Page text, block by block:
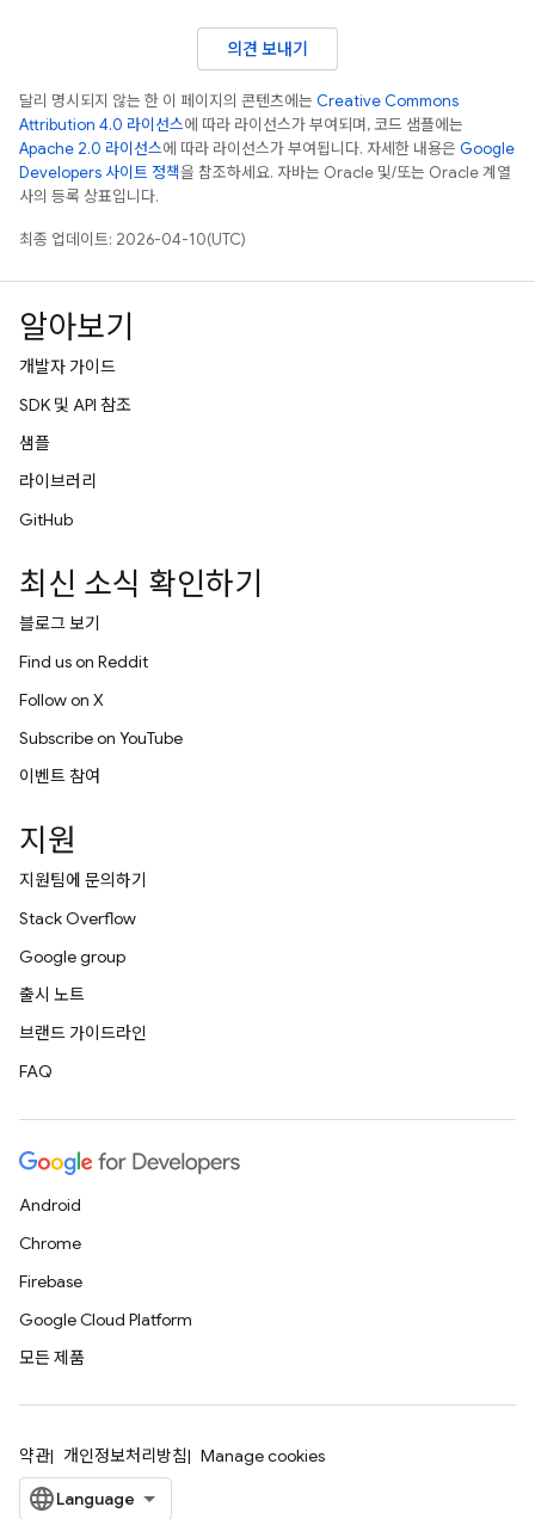
의견 보내기
달리 명시되지 않는 한 이 페이지의 콘텐츠에는 Creative Commons
Attribution 4.0 라이선스에 따라 라이선스가 부여되며, 코드 샘플에는
Apache 2.0 라이선스에 따라 라이선스가 부여됩니다. 자세한 내용은 Google
Developers 사이트 정책을 참조하세요. 자바는 Oracle 및/또는 Oracle 계열
사의 등록 상표입니다.
최종 업데이트: 2026-04-10(UTC)
알아보기
개발자 가이드
SDK 및 API 참조
샘플
라이브러리
GitHub
최신 소식 확인하기
블로그 보기
Find us on Reddit
Follow on X
Subscribe on YouTube
이벤트 참여
지원
지원팀에 문의하기
Stack Overflow
Google group
출시 노트
브랜드 가이드라인
FAQ
Android
Chrome
Firebase
Google Cloud Platform
모든 제품
약관 개인정보처리방침 Manage cookies